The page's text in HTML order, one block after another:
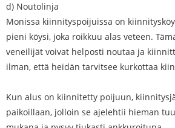
d) Noutolinja
Monissa kiinnityspoijuissa on
pieni köysi, joka roikkuu alas veteen.
veneilijät voivat helposti noutaa ja
ilman, että heidän tarvitsee kurkottaa
Kun alus on kiinnitetty poijuun,
paikoillaan, jolloin se ajelehtii hieman